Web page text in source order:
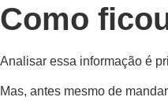
Como
Analisar essa informação é
Mas, antes mesmo de